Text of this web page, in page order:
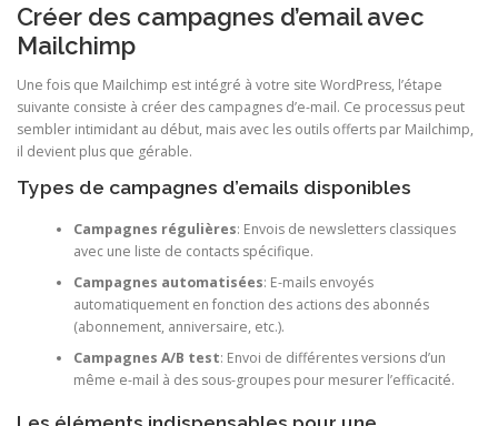
Créer des campagnes d’email avec
Mailchimp
Une fois que Mailchimp est intégré à votre site WordPress, l’étape
suivante consiste à créer des campagnes d’e-mail. Ce processus peut
sembler intimidant au début, mais avec les outils offerts par Mailchimp,
il devient plus que gérable.
Types de campagnes d’emails disponibles
Campagnes régulières: Envois de newsletters classiques
avec une liste de contacts spécifique.
Campagnes automatisées: E-mails envoyés
automatiquement en fonction des actions des abonnés
(abonnement, anniversaire, etc.).
Campagnes A/B test: Envoi de différentes versions d’un
même e-mail à des sous-groupes pour mesurer l’efficacité.